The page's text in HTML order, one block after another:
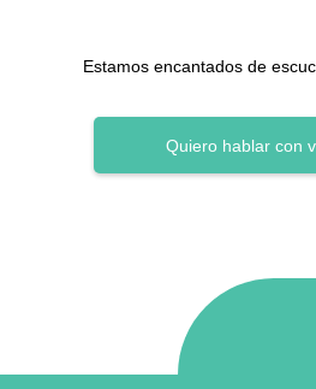
Estamos encantados de
Quiero hablar con